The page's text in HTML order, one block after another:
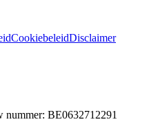
CookiebeleidDisclaimer
nummer: BE0632712291